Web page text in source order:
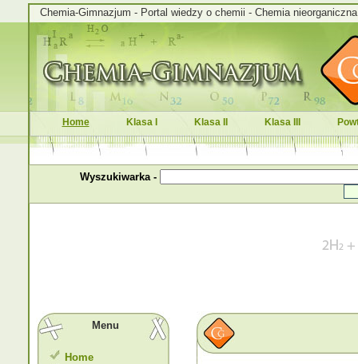
Chemia-Gimnazjum - Portal wiedzy o chemii - Chemia
Home Klasa I Klasa II Klasa III
Wyszukiwarka -
Menu
Home